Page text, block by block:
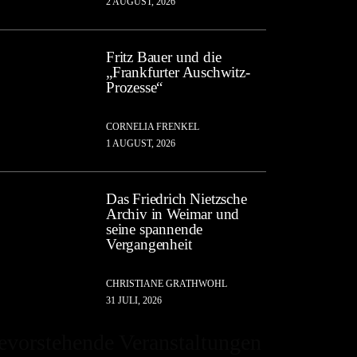
Fritz Bauer und die
„Frankfurter Auschwitz-
Prozesse“
CORNELIA FRENKEL
1 AUGUST, 2026
Das Friedrich Nietzsche
Archiv in Weimar und
seine spannende
Vergangenheit
CHRISTIANE GRATHWOHL
31 JULI, 2026